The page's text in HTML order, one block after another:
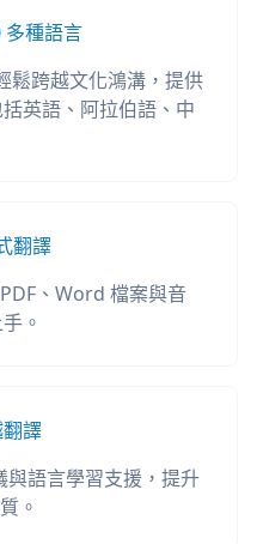
多種語言
鬆跨越文化鴻溝，提供
英語、阿拉伯語、中
翻譯
、Word 檔案與音
。
譯
與語言學習支援，提升
。